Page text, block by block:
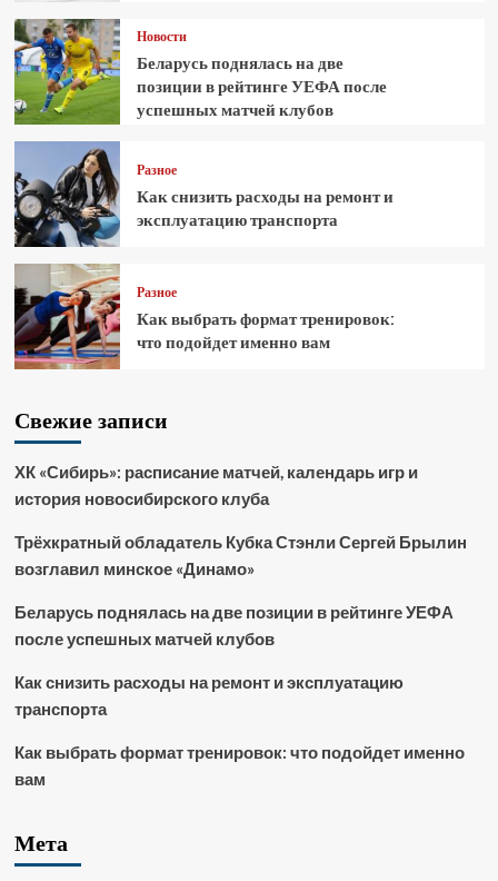
Новости
Беларусь поднялась на две
позиции в рейтинге УЕФА после
успешных матчей клубов
Разное
Как снизить расходы на ремонт и
эксплуатацию транспорта
Разное
Как выбрать формат тренировок:
что подойдет именно вам
Свежие записи
ХК «Сибирь»: расписание матчей, календарь игр и
история новосибирского клуба
Трёхкратный обладатель Кубка Стэнли Сергей Брылин
возглавил минское «Динамо»
Беларусь поднялась на две позиции в рейтинге УЕФА
после успешных матчей клубов
Как снизить расходы на ремонт и эксплуатацию
транспорта
Как выбрать формат тренировок: что подойдет именно
вам
Мета